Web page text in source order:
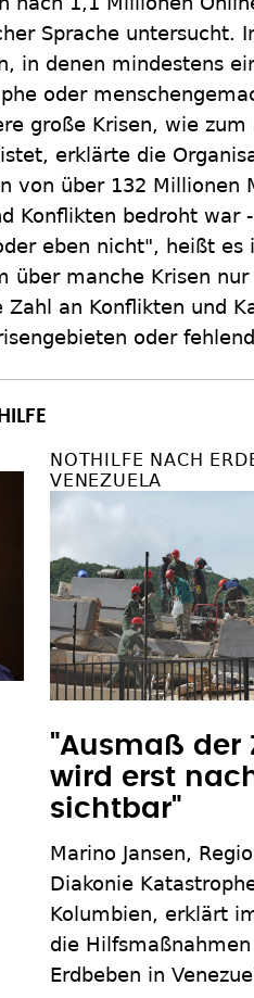
Sprache untersucht.
in denen mindestens
oder
große Krisen, wie zum
erklärte die
von über 132 Millionen
Konflikten bedroht war
eben nicht", heißt es
über manche Krisen
an Konflikten und
oder
NOTHILFE NACH
VENEZUELA
"Ausmaß der
wird erst
sichtbar"
Marino Jansen,
Diakonie
Kolumbien, erklärt
die
Erdbeben in